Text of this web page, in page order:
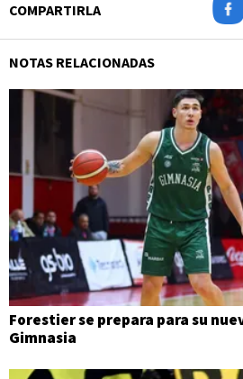
COMPARTIRLA
NOTAS RELACIONADAS
Forestier se prepara para su
Gimnasia